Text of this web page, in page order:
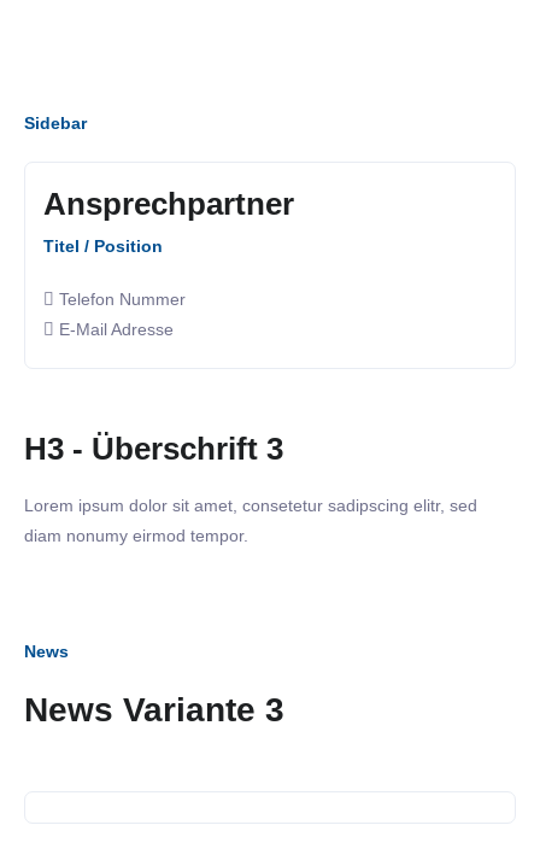
Sidebar
Ansprechpartner
Titel / Position
Telefon Nummer
E-Mail Adresse
H3 - Überschrift 3
Lorem ipsum dolor sit amet, consetetur sadipscing elitr, sed
diam nonumy eirmod tempor.
News
News Variante 3